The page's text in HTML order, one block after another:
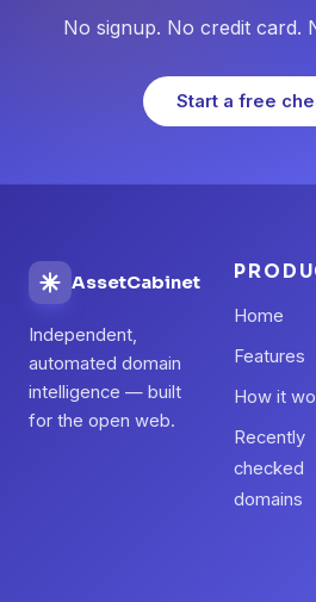
No signup. No credit card.
Start a free
AssetCabinet
Independent,
automated domain
intelligence — built
for the open web.
Home
Features
How it
Recently
checked
domains